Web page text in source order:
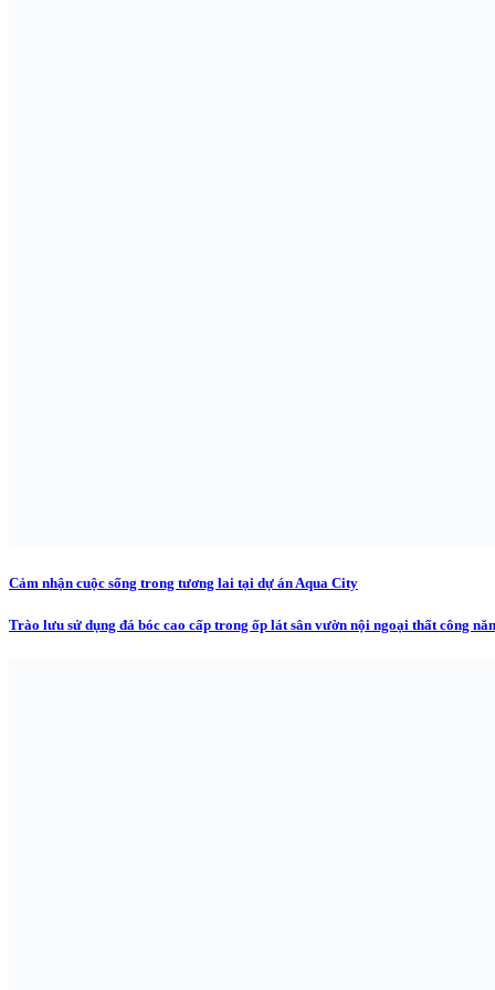
Cảm nhận cuộc sống trong tương lai tại dự án Aqua City
Trào lưu sử dụng đá bóc cao cấp trong ốp lát sân vườn nội ngoại thất công